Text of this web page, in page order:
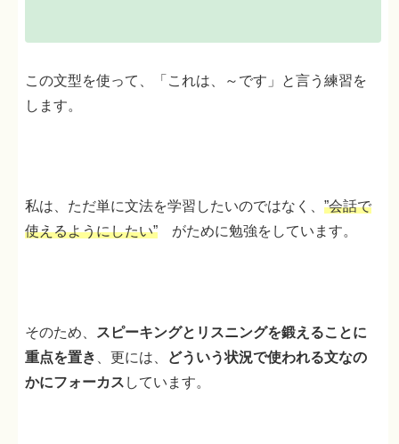
この文型を使って、「これは、～です」と言う練習を
します。
私は、ただ単に文法を学習したいのではなく、”会話で
使えるようにしたい” がために勉強をしています。
そのため、 スピーキングとリスニングを鍛えることに
重点を置き
、更には、 どういう状況で使われる文なの
かにフォーカス しています。